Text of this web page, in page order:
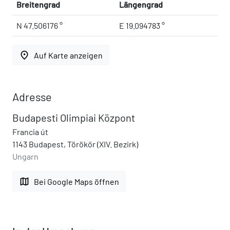
Breitengrad Längengrad
N 47.506176 ° E 19.094783 °
place Auf Karte anzeigen
Adresse
Budapesti Olimpiai Központ
Francia út
1143 Budapest, Törökőr (XIV. Bezirk)
Ungarn
map Bei Google Maps öffnen